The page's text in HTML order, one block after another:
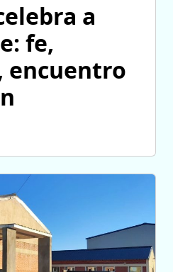
a
fe,
encuentro